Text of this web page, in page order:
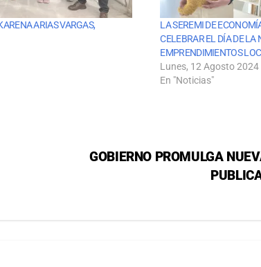
ARIAS VARGAS,
LA SEREMI DE
CELEBRAR EL DÍA DE LA
EMPRENDIMIENTOS
Lunes, 12 Agosto 2024
En "Noticias"
GOBIERNO PROMULGA